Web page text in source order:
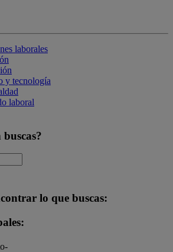
laborales
y tecnología
laboral
lo que buscas: